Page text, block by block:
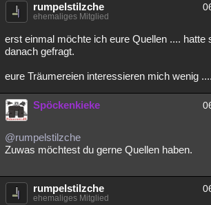
rumpelstilzche
ehemaliges Mitglied
erst einmal möchte ich eure Quellen .... hatte
danach gefragt.
eure Träumereien interessieren mich wenig ....
Spöckenkieke
@rumpelstilzche
Zuwas möchtest du gerne Quellen haben.
rumpelstilzche
ehemaliges Mitglied